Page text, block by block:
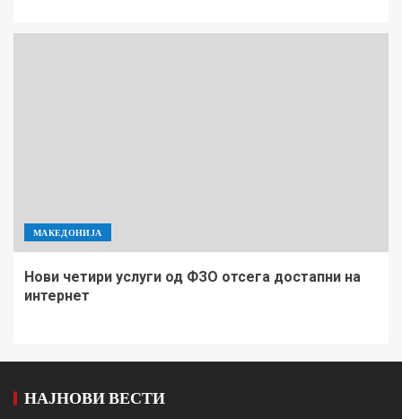
МАКЕДОНИЈА
Нови четири услуги од ФЗО отсега достапни на
интернет
НАЈНОВИ ВЕСТИ